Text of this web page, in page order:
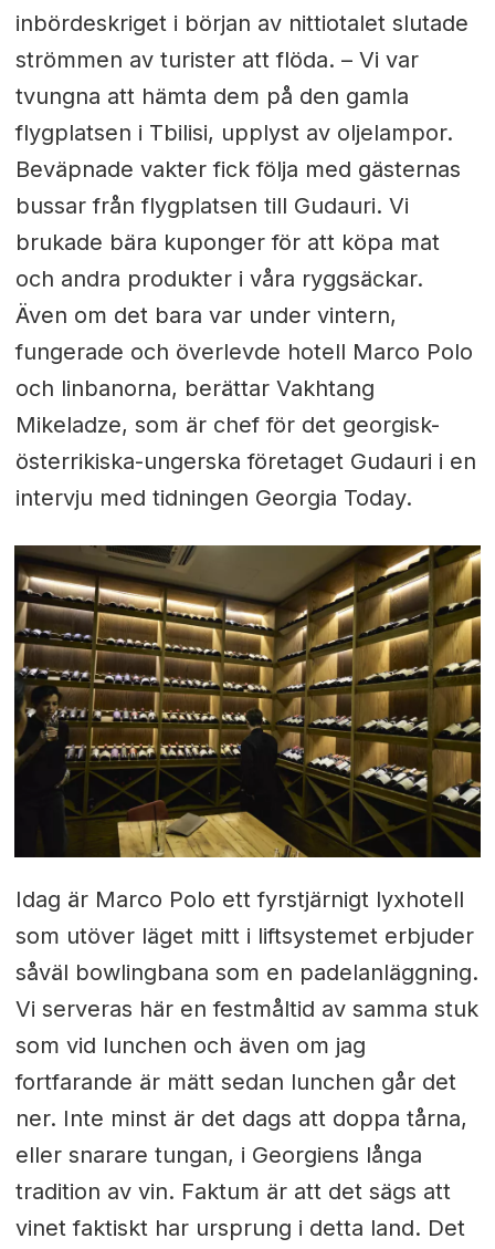
inbördeskriget i början av nittiotalet slutade
strömmen av turister att flöda. – Vi var
tvungna att hämta dem på den gamla
flygplatsen i Tbilisi, upplyst av oljelampor.
Beväpnade vakter fick följa med gästernas
bussar från flygplatsen till Gudauri. Vi
brukade bära kuponger för att köpa mat
och andra produkter i våra ryggsäckar.
Även om det bara var under vintern,
fungerade och överlevde hotell Marco Polo
och linbanorna, berättar Vakhtang
Mikeladze, som är chef för det georgisk-
österrikiska-ungerska företaget Gudauri i en
intervju med tidningen Georgia Today.
Idag är Marco Polo ett fyrstjärnigt lyxhotell
som utöver läget mitt i liftsystemet erbjuder
såväl bowlingbana som en padelanläggning.
Vi serveras här en festmåltid av samma stuk
som vid lunchen och även om jag
fortfarande är mätt sedan lunchen går det
ner. Inte minst är det dags att doppa tårna,
eller snarare tungan, i Georgiens långa
tradition av vin. Faktum är att det sägs att
vinet faktiskt har ursprung i detta land. Det